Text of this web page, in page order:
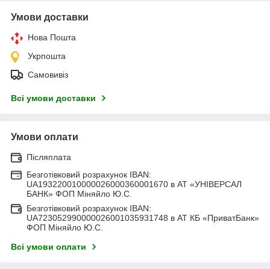
Умови доставки
Нова Пошта
Укрпошта
Самовивіз
Всі умови доставки
Умови оплати
Післяплата
Безготівковий розрахунок IBAN:
UA193220010000026000360001670 в АТ «УНІВЕРСАЛ
БАНК» ФОП Міняйло Ю.С.
Безготівковий розрахунок IBAN:
UA723052990000026001035931748 в АТ КБ «ПриватБанк»
ФОП Міняйло Ю.С.
Всі умови оплати